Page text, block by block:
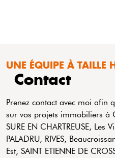
UNE ÉQUIPE À TAILLE
Contact
Prenez contact avec moi afin
sur vos projets immobiliers à
SURE EN CHARTREUSE, Les
PALADRU, RIVES,
Est, SAINT ETIENNE DE